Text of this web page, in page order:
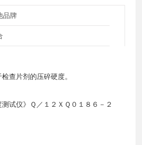
品牌
查片剂的压碎硬度。
试仪》Ｑ／１２ＸＱ０１８６－２